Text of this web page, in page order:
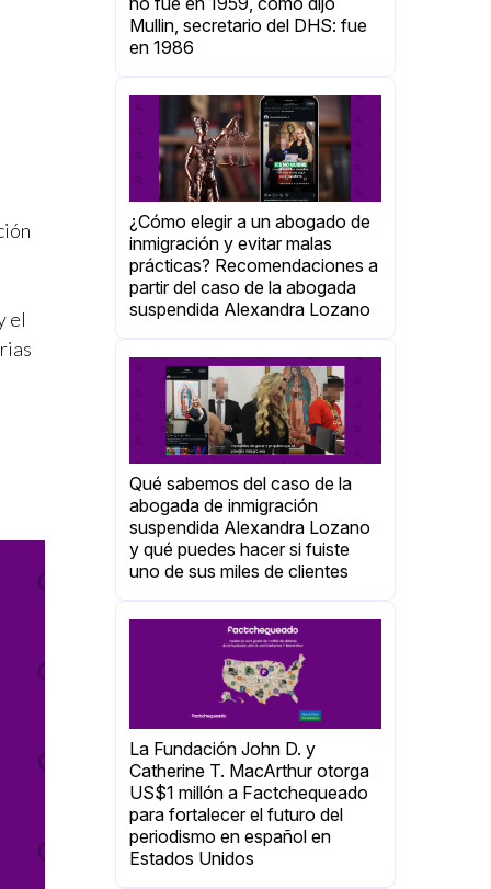
el
Mullin, secretario del DHS: fue
en 1986
¿Cómo elegir a un abogado de
inmigración y evitar malas
prácticas? Recomendaciones a
partir del caso de la abogada
suspendida Alexandra Lozano
Qué sabemos del caso de la
abogada de inmigración
suspendida Alexandra Lozano
y qué puedes hacer si fuiste
uno de sus miles de clientes
La Fundación John D. y
Catherine T. MacArthur otorga
US$1 millón a Factchequeado
para fortalecer el futuro del
periodismo en español en
Estados Unidos